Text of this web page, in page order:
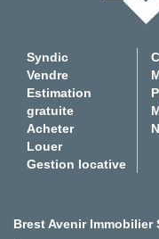
Syndic
Vendre
Estimation
gratuite
Acheter
Louer
Gestion locative
Brest Avenir Immobilier